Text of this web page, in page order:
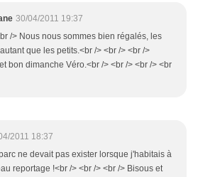
30/04/2011 19:37
/> Nous nous sommes bien régalés, les
que les petits.<br /> <br /> <br />
bon dimanche Véro.<br /> <br /> <br /> <br
2011 18:37
ne devait pas exister lorsque j'habitais à
reportage !<br /> <br /> <br /> Bisous et